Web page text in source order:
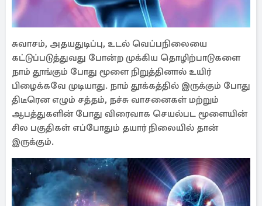
சுவாசம், அதயதுடிப்பு, உடல் வெப்பநிலையை
கட்டுப்படுத்துவது போன்ற முக்கிய தொழிற்பாடுகளை
நாம் தூங்கும் போது மூளை நிறுத்தினால் உயிர்
பிழைக்கவே முடியாது. நாம் தூக்கத்தில் இருக்கும் போது
திடீரென எழும் சத்தம், நச்சு வாசனைகள் மற்றும்
ஆபத்துகளின் போது விரைவாக செயல்பட மூளையின்
சில பகுதிகள் எப்போதும் தயார் நிலையில் தான்
இருக்கும்.